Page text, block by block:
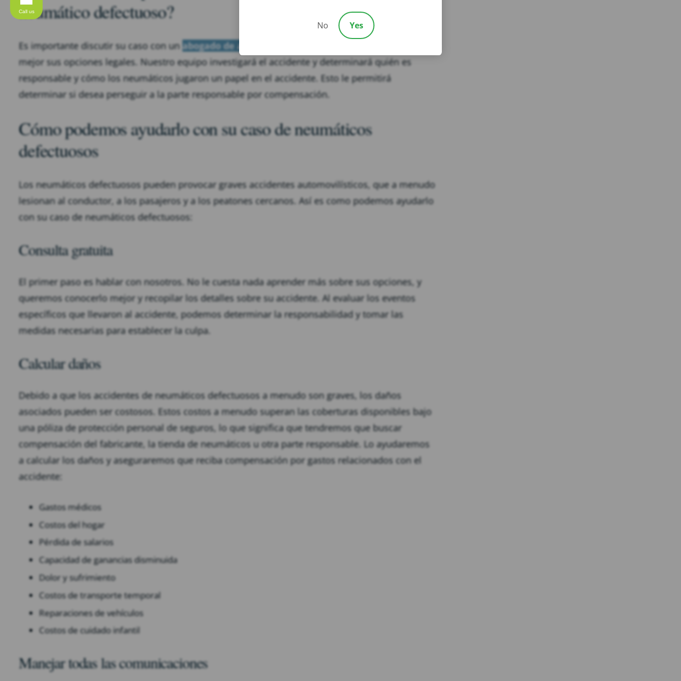
neumático defectuoso?
Es importante discutir su caso con un abogado de accidentes de neumáticos
mejor sus opciones legales. Nuestro equipo investigará el accidente y determinará quién es
responsable y cómo los neumáticos jugaron un papel en el accidente. Esto le permitirá
determinar si desea perseguir a la parte responsable por compensación.
Cómo podemos ayudarlo con su caso de neumáticos
defectuosos
Los neumáticos defectuosos pueden provocar graves accidentes automovilísticos, que a menudo
lesionan al conductor, a los pasajeros y a los peatones cercanos. Así es como podemos ayudarlo
con su caso de neumáticos defectuosos:
Consulta gratuita
El primer paso es hablar con nosotros. No le cuesta nada aprender más sobre sus opciones, y
queremos conocerlo mejor y recopilar los detalles sobre su accidente. Al evaluar los eventos
específicos que llevaron al accidente, podemos determinar la responsabilidad y tomar las
medidas necesarias para establecer la culpa.
Calcular daños
Debido a que los accidentes de neumáticos defectuosos a menudo son graves, los daños
asociados pueden ser costosos. Estos costos a menudo superan las coberturas disponibles bajo
una póliza de protección personal de seguros, lo que significa que tendremos que buscar
compensación del fabricante, la tienda de neumáticos u otra parte responsable. Lo ayudaremos
a calcular los daños y aseguraremos que reciba compensación por gastos relacionados con el
accidente:
Gastos médicos
Costos del hogar
Pérdida de salarios
Capacidad de ganancias disminuida
Dolor y sufrimiento
Costos de transporte temporal
Reparaciones de vehículos
Costos de cuidado infantil
Manejar todas las comunicaciones
Call us
No Yes